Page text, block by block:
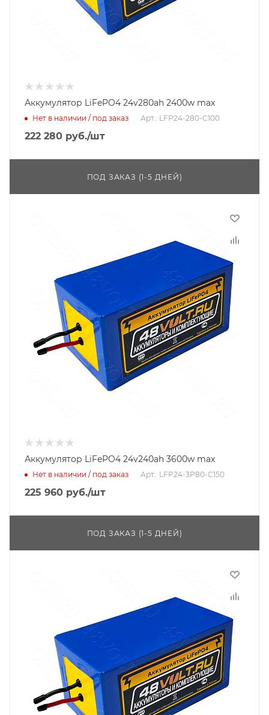
Аккумулятор LiFePO4 24v280ah 2400w max
Нет в наличии / под заказ Арт.: LFP24-280-C100
222 280 руб./шт
ПОД ЗАКАЗ (1-5 ДНЕЙ)
Аккумулятор LiFePO4 24v240ah 3600w max
Нет в наличии / под заказ Арт.: LFP24-3P80-C150
225 960 руб./шт
ПОД ЗАКАЗ (1-5 ДНЕЙ)